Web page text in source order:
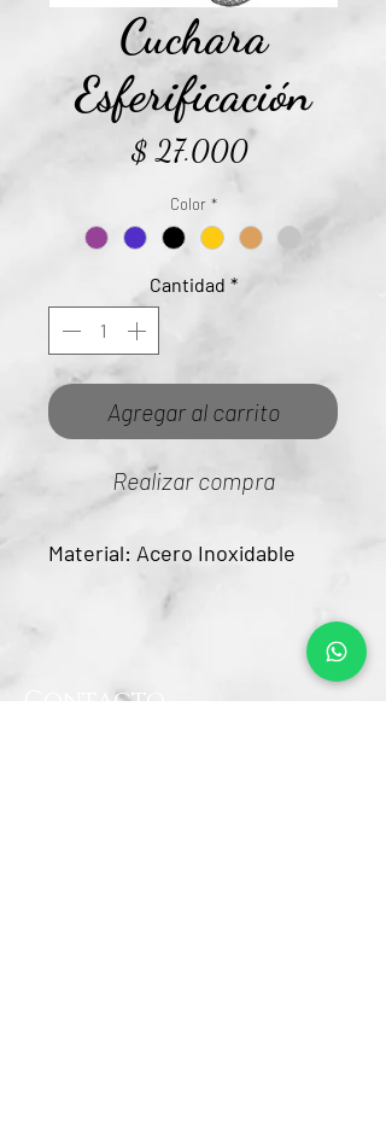
Cuchara
Esferificación
$ 27.000Precio
Color *
Cantidad *
Agregar al carrito
Realizar compra
Material: Acero Inoxidable
Contacto